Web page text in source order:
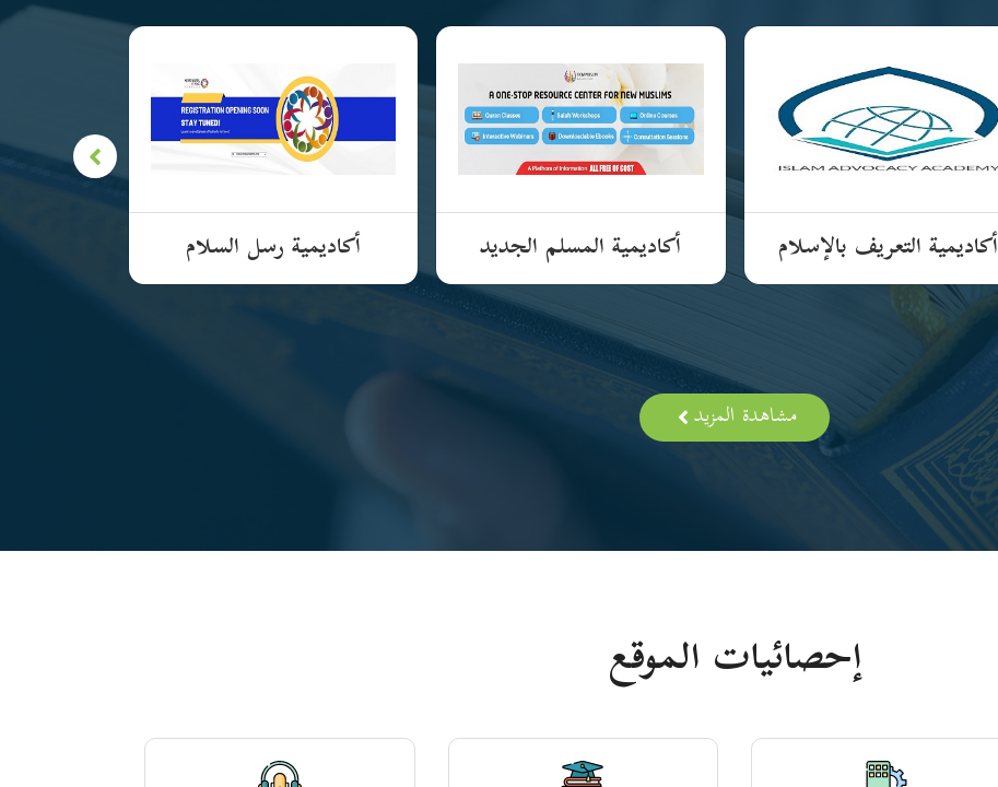
أكاديمية التعريف بالإسلام أكاديمية المسلم الجديد أكاديمية رسل السلام
مشاهدة المزيد
إحصائيات الموقع